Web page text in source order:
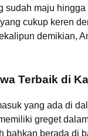
sudah maju
cukup keren
demikian,
Terbaik di
yang ada di
greget
bahkan berada di